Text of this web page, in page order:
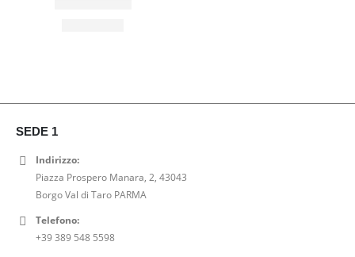
SEDE 1
Indirizzo:
Piazza Prospero Manara, 2, 43043
Borgo Val di Taro PARMA
Telefono:
+39 389 548 5598